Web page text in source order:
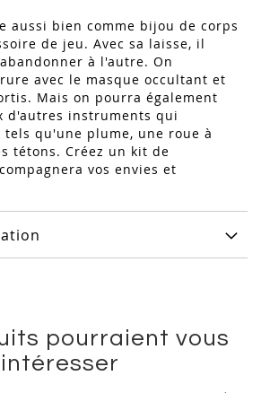
aussi bien comme bijou de corps
de jeu. Avec sa laisse, il
à l'autre. On
avec le masque occultant et
Mais on pourra également
d'autres instruments qui
qu'une plume, une roue à
tétons. Créez un kit de
vos envies et
pourraient vous
intéresser